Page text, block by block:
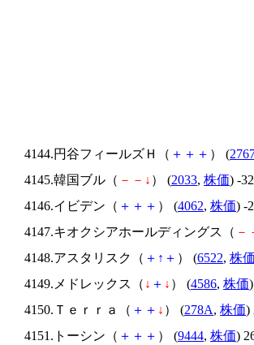
4144.円谷フィールズＨ（ ＋ ＋ ＋ ） (
4145.韓国ブル（ － － ↓ ） (2033, 株価) -
4146.イビデン（ ＋ ＋ ＋ ） (4062, 株価) -
4147.キオクシアホールディングス（ －
4148.アスタリスク（ ＋ ↑ ＋ ） (6522, 株価
4149.メドレックス（ ↓ ＋ ↓ ） (4586, 株価
4150.Ｔｅｒｒａ（ ＋ ＋ ↓ ） (278A, 株価)
4151.トーシン（ ＋ ＋ ＋ ） (9444, 株価)